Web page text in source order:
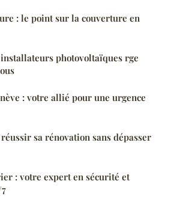
: le point sur la couverture en
photovoltaïques rge
: votre allié pour une urgence
sa rénovation sans dépasser
: votre expert en sécurité et